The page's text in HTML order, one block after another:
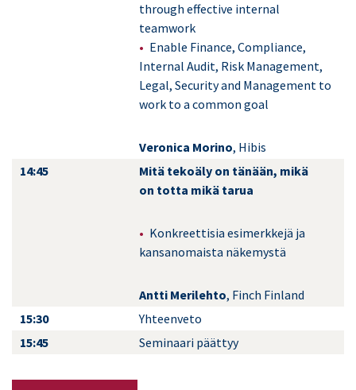
through effective internal
teamwork
Enable Finance, Compliance,
Internal Audit, Risk Management,
Legal, Security and Management to
work to a common goal
Veronica Morino, Hibis
14:45
Mitä tekoäly on tänään, mikä
on totta mikä tarua
Konkreettisia esimerkkejä ja
kansanomaista näkemystä
Antti Merilehto, Finch Finland
15:30
Yhteenveto
15:45
Seminaari päättyy